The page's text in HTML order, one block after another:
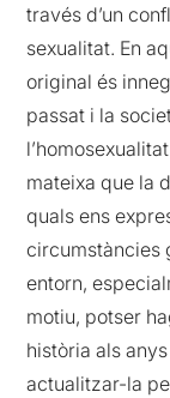
través d’un
sexualitat. En
original és
passat i la
mateixa que la
quals ens
circumstàncies
entorn,
motiu, potser
història als
actualitzar-la